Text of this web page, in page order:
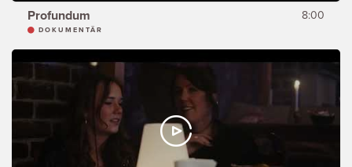
Profundum 8:00
DOKUMENTÄR